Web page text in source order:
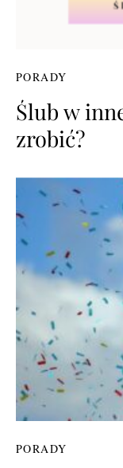
PORADY
Ślub w
zrobić?
PORADY